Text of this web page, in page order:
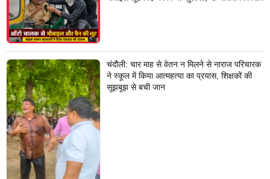
चंदौली: चार माह से वेतन न मिलने से नाराज परिचारक
ने स्कूल में किया आत्महत्या का प्रयास, शिक्षकों की
सूझबूझ से बची जान